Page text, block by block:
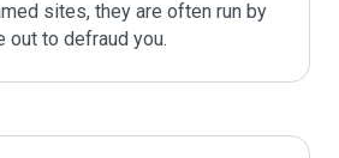
sites, they are often run by
out to defraud you.